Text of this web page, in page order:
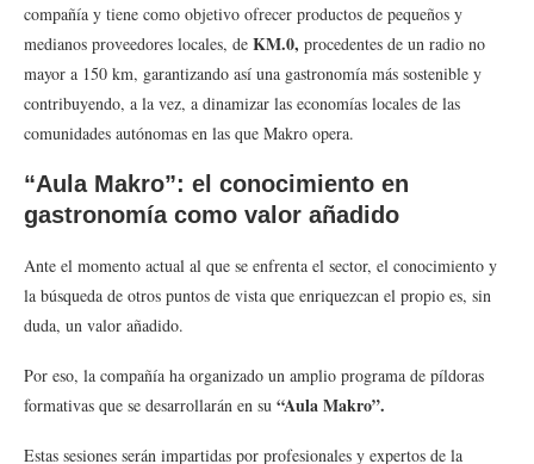
compañía y tiene como objetivo ofrecer productos de pequeños y
medianos proveedores locales, de KM.0, procedentes de un radio no
mayor a 150 km, garantizando así una gastronomía más sostenible y
contribuyendo, a la vez, a dinamizar las economías locales de las
comunidades autónomas en las que Makro opera.
“Aula Makro”: el conocimiento en
gastronomía como valor añadido
Ante el momento actual al que se enfrenta el sector, el conocimiento y
la búsqueda de otros puntos de vista que enriquezcan el propio es, sin
duda, un valor añadido.
Por eso, la compañía ha organizado un amplio programa de píldoras
formativas que se desarrollarán en su “Aula Makro”.
Estas sesiones serán impartidas por profesionales y expertos de la